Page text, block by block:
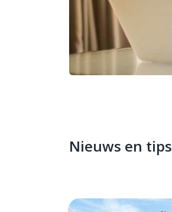
Nieuws en tips